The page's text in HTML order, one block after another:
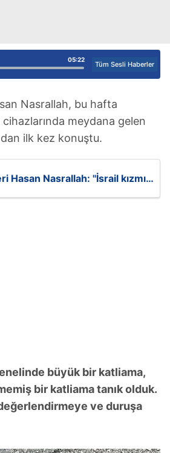
05:22
Tüm Sesli Haberler
Nasrallah, bu hafta
meydana gelen
ilk kez konuştu.
Hasan Nasrallah: ''İsrail kızmızı
büyük bir katliama,
bir katliama tanık olduk.
ve duruşa